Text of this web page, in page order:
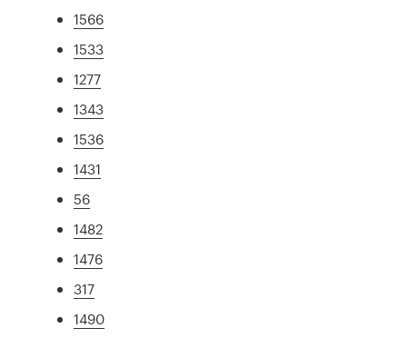
1566
1533
1277
1343
1536
1431
56
1482
1476
317
1490